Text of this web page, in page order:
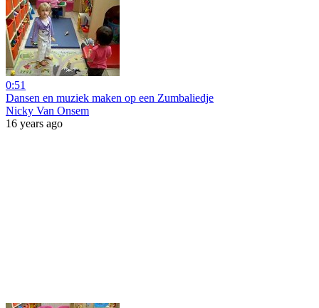
0:51
Dansen en muziek maken op een Zumbaliedje
Nicky Van Onsem
16 years ago